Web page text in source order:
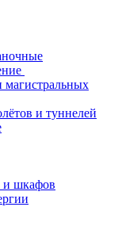
и туннелей
и шкафов